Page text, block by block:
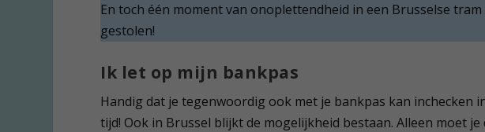
En toch één moment van onoplettendheid in een Brusselse
gestolen!
Ik let op mijn bankpas
Handig dat je tegenwoordig ook met je bankpas kan inchecken
tijd! Ook in Brussel blijkt de mogelijkheid bestaan. Alleen moet